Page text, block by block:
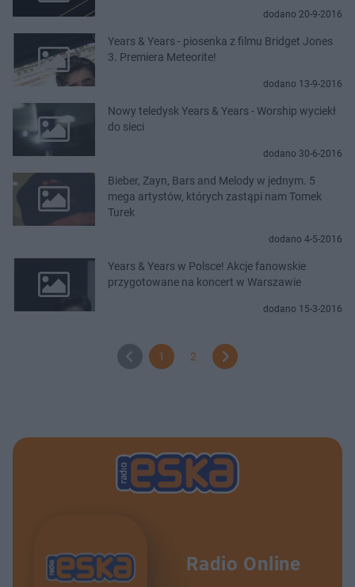
dodano 20-9-2016
Years & Years - piosenka z filmu Bridget Jones
3. Premiera Meteorite!
dodano 13-9-2016
Nowy teledysk Years & Years - Worship wyciekł
do sieci
dodano 30-6-2016
Bieber, Zayn, Bars and Melody w jednym. 5
mega artystów, których zastąpi nam Tomek
Turek
dodano 4-5-2016
Years & Years w Polsce! Akcje fanowskie
przygotowane na koncert w Warszawie
dodano 15-3-2016
1 2
Radio Online